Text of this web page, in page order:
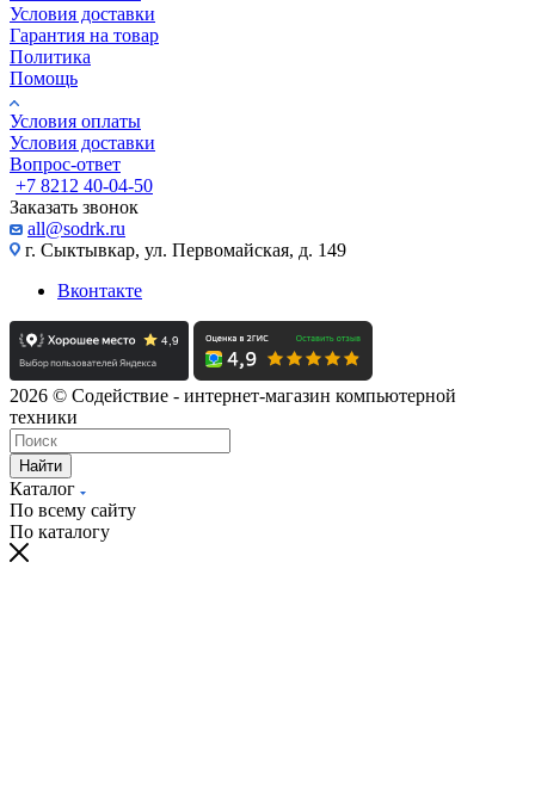
Условия доставки
Гарантия на товар
Политика
Помощь
Условия оплаты
Условия доставки
Вопрос-ответ
+7 8212 40-04-50
Заказать звонок
all@sodrk.ru
г. Сыктывкар, ул. Первомайская, д. 149
Вконтакте
2026 © Содействие - интернет-магазин компьютерной
техники
Найти
Каталог
По всему сайту
По каталогу